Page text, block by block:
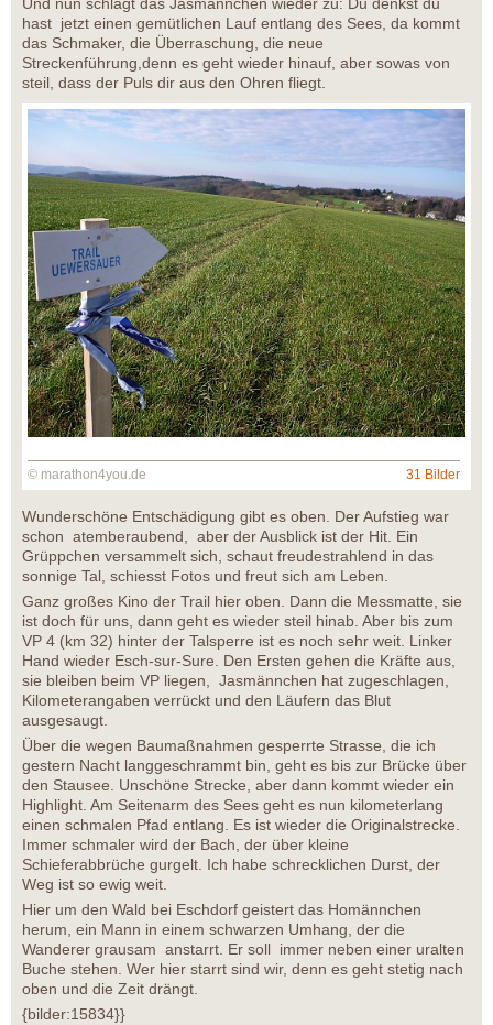
hast jetzt einen gemütlichen Lauf entlang des Sees, da kommt
das Schmaker, die Überraschung, die neue
Streckenführung,denn es geht wieder hinauf, aber sowas von
steil, dass der Puls dir aus den Ohren fliegt.
© marathon4you.de 31 Bilder
Wunderschöne Entschädigung gibt es oben. Der Aufstieg war
schon atemberaubend, aber der Ausblick ist der Hit. Ein
Grüppchen versammelt sich, schaut freudestrahlend in das
sonnige Tal, schiesst Fotos und freut sich am Leben.
Ganz großes Kino der Trail hier oben. Dann die Messmatte, sie
ist doch für uns, dann geht es wieder steil hinab. Aber bis zum
VP 4 (km 32) hinter der Talsperre ist es noch sehr weit. Linker
Hand wieder Esch-sur-Sure. Den Ersten gehen die Kräfte aus,
sie bleiben beim VP liegen, Jasmännchen hat zugeschlagen,
Kilometerangaben verrückt und den Läufern das Blut
ausgesaugt.
Über die wegen Baumaßnahmen gesperrte Strasse, die ich
gestern Nacht langgeschrammt bin, geht es bis zur Brücke über
den Stausee. Unschöne Strecke, aber dann kommt wieder ein
Highlight. Am Seitenarm des Sees geht es nun kilometerlang
einen schmalen Pfad entlang. Es ist wieder die Originalstrecke.
Immer schmaler wird der Bach, der über kleine
Schieferabbrüche gurgelt. Ich habe schrecklichen Durst, der
Weg ist so ewig weit.
Hier um den Wald bei Eschdorf geistert das Homännchen
herum, ein Mann in einem schwarzen Umhang, der die
Wanderer grausam anstarrt. Er soll immer neben einer uralten
Buche stehen. Wer hier starrt sind wir, denn es geht stetig nach
oben und die Zeit drängt.
{bilder:15834}}